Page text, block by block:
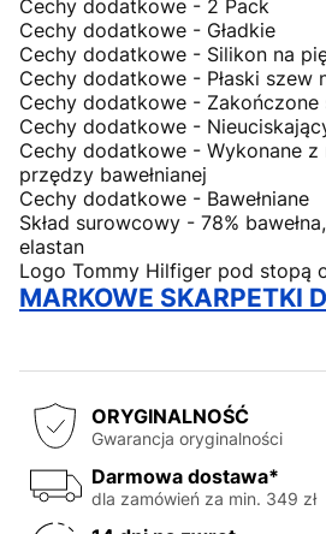
Cechy dodatkowe - 2 Pack
Cechy dodatkowe - Gładkie
Cechy dodatkowe - Silikon na
Cechy dodatkowe - Płaski szew
Cechy dodatkowe - Zakończone
Cechy dodatkowe -
Cechy dodatkowe - Wykonane z
przędzy bawełnianej
Cechy dodatkowe - Bawełniane
Skład surowcowy - 78%
elastan
Logo Tommy Hilfiger pod stopą
MARKOWE SKARPETKI
ORYGINALNOŚĆ
Gwarancja oryginalności
Darmowa dostawa*
dla zamówień za min. 349 zł